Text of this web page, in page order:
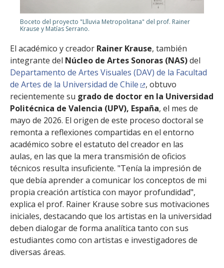
Boceto del proyecto "Llluvia Metropolitana" del prof. Rainer
Krause y Matías Serrano.
El académico y creador Rainer Krause, también
integrante del Núcleo de Artes Sonoras (NAS)del
Departamento de Artes Visuales (DAV) de la Facultad
de Artes de la Universidad de Chile
, obtuvo
recientemente su grado de doctor en la Universidad
Politécnica de Valencia (UPV), España, el mes de
mayo de 2026. El origen de este proceso doctoral se
remonta a reflexiones compartidas en el entorno
académico sobre el estatuto del creador en las
aulas, en las que la mera transmisión de oficios
técnicos resulta insuficiente. "Tenía la impresión de
que debía aprender a comunicar los conceptos de mi
propia creación artística con mayor profundidad",
explica el prof. Rainer Krause sobre sus motivaciones
iniciales, destacando que los artistas en la universidad
deben dialogar de forma analítica tanto con sus
estudiantes como con artistas e investigadores de
diversas áreas.